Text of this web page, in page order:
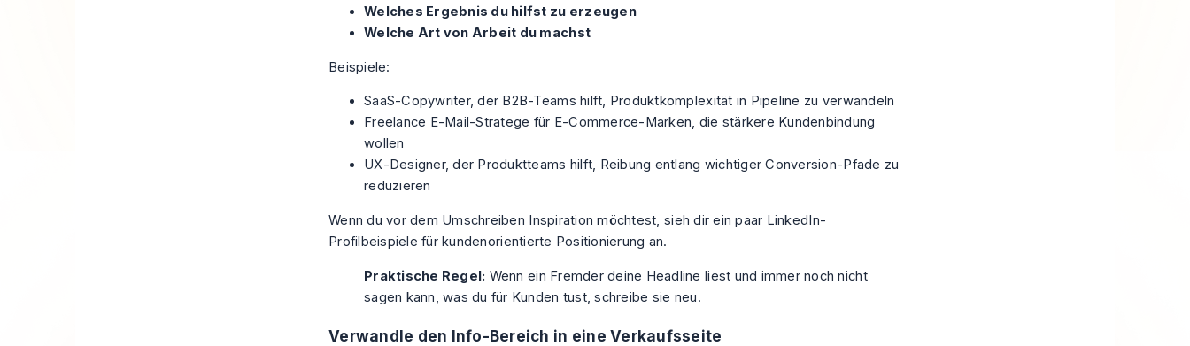
Welches Ergebnis du hilfst zu erzeugen
Welche Art von Arbeit du machst
Beispiele:
SaaS-Copywriter, der B2B-Teams hilft, Produktkomplexität in Pipeline zu verwandeln
Freelance E-Mail-Stratege für E-Commerce-Marken, die stärkere Kundenbindung
wollen
UX-Designer, der Produktteams hilft, Reibung entlang wichtiger Conversion-Pfade zu
reduzieren
Wenn du vor dem Umschreiben Inspiration möchtest, sieh dir ein paar LinkedIn-
Profilbeispiele für kundenorientierte Positionierung an.
Praktische Regel: Wenn ein Fremder deine Headline liest und immer noch nicht
sagen kann, was du für Kunden tust, schreibe sie neu.
Verwandle den Info-Bereich in eine Verkaufsseite